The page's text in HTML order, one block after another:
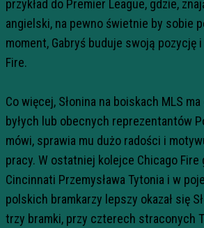
przykład do Premier League, gdzie,
angielski, na pewno świetnie by sobie
moment, Gabryś buduje swoją pozycję
Fire.
Co więcej, Słonina na boiskach MLS
byłych lub obecnych reprezentantów
mówi, sprawia mu dużo radości i
pracy. W ostatniej kolejce Chicago Fire
Cincinnati Przemysława Tytonia i w
polskich bramkarzy lepszy okazał się
trzy bramki, przy czterech straconych